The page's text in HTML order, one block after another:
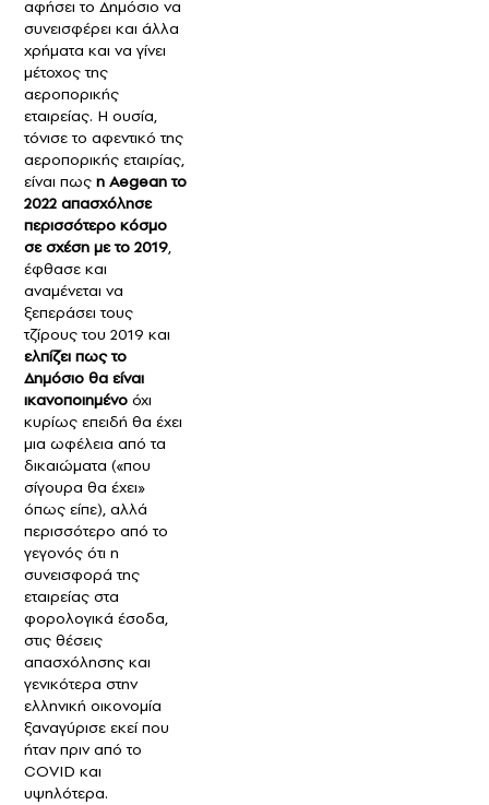
αφήσει το Δημόσιο να
συνεισφέρει και άλλα
χρήματα και να γίνει
μέτοχος της
αεροπορικής
εταιρείας. Η ουσία,
τόνισε το αφεντικό της
αεροπορικής εταιρίας,
είναι πως η Aegean το
2022 απασχόλησε
περισσότερο κόσμο
σε σχέση με το 2019,
έφθασε και
αναμένεται να
ξεπεράσει τους
τζίρους του 2019 και
ελπίζει πως το
Δημόσιο θα είναι
ικανοποιημένο όχι
κυρίως επειδή θα έχει
μια ωφέλεια από τα
δικαιώματα («που
σίγουρα θα έχει»
όπως είπε), αλλά
περισσότερο από το
γεγονός ότι η
συνεισφορά της
εταιρείας στα
φορολογικά έσοδα,
στις θέσεις
απασχόλησης και
γενικότερα στην
ελληνική οικονομία
ξαναγύρισε εκεί που
ήταν πριν από το
COVID και
υψηλότερα.